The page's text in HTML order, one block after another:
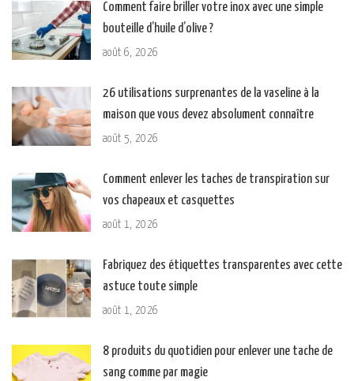
Comment faire briller votre inox avec une simple
bouteille d’huile d’olive ?
août 6, 2026
26 utilisations surprenantes de la vaseline à la
maison que vous devez absolument connaître
août 5, 2026
Comment enlever les taches de transpiration sur
vos chapeaux et casquettes
août 1, 2026
Fabriquez des étiquettes transparentes avec cette
astuce toute simple
août 1, 2026
8 produits du quotidien pour enlever une tache de
sang comme par magie